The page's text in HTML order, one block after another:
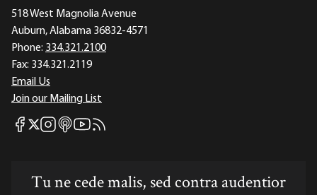
518 West Magnolia Avenue
Auburn, Alabama 36832-4571
Phone: 334.321.2100
Fax: 334.321.2119
Email Us
Join our Mailing List
Mises Facebook
Mises X
Mises Instagram
Mises itunes
Mises Youtube
Mises RSS feed
Tu ne cede malis, sed contra audentior